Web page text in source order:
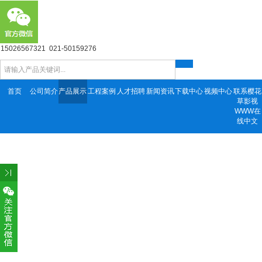
15026567321 021-50159276
首页 公司简介产品展示工程案例 人才招聘新闻资讯下载中心视频中心联系樱花
草影视
WWW在
线中文